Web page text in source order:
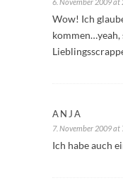
6. November 2009 at
Wow! Ich
kommen…yeah,
ANJA
7. November 2009 at
Ich habe auch